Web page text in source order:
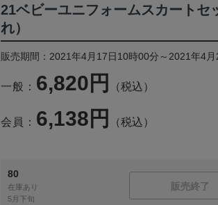
21ベビーユニフォームスカートセ
れ）
販売期間：2021年4月17日10時00分～2021年4
一般： 6,820円 （税込）
会員： 6,138円 （税込）
80
在庫あり
5月下旬
販売終了